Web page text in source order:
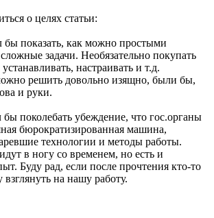
о целях статьи:
бы показать, как можно простыми
задачи. Необязательно покупать
настраивать и т.д.
решить довольно изящно, были бы,
и руки.
поколебать убеждение, что гос.органы
бюрократизированная машина,
технологии и методы работы.
в ногу со временем, но есть и
Буду рад, если после прочтения кто-то
на нашу работу.